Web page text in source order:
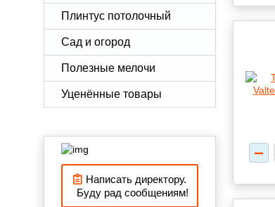
Плинтус потолочный
Сад и огород
Полезные мелочи
Уценённые товары
Написать директору.
Буду рад сообщениям!